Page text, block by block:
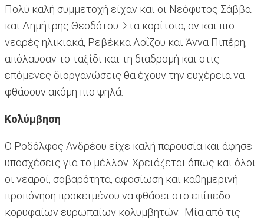
Πολύ καλή συμμετοχή είχαν και οι Νεόφυτος Σάββα
και Δημήτρης Θεοδότου. Στα κορίτσια, αν και πιο
νεαρές ηλικιακά, Ρεβέκκα Λοΐζου και Άννα Πιπέρη,
απόλαυσαν το ταξίδι και τη διαδρομή και στις
επόμενες διοργανώσεις θα έχουν την ευχέρεια να
φθάσουν ακόμη πιο ψηλά.
Κολύμβηση
Ο Ροδόλφος Ανδρέου είχε καλή παρουσία και άφησε
υποσχέσεις για το μέλλον. Χρειάζεται όπως και όλοι
οι νεαροί, σοβαρότητα, αφοσίωση και καθημερινή
προπόνηση προκειμένου να φθάσει στο επίπεδο
κορυφαίων ευρωπαίων κολυμβητών. Μία από τις